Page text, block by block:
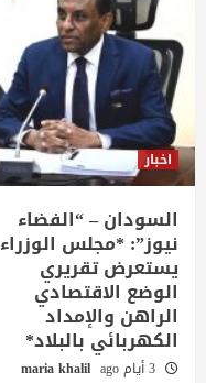
اخبار
السودان – “الفضاء
نيوز”: *مجلس الوزراء
يستعرض تقريري
الوضع الاقتصادي
الراهن والإمداد
الكهربائي بالبلاد*
3 أيام ago maria khalil